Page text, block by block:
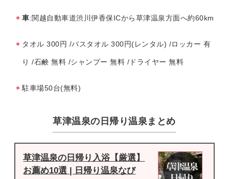
車:関越自動車道渋川伊香保ICから草津温泉方面へ約60km
タオル 300円 /バスタオル 300円(レンタル) /ロッカー 有
り /石鹸 無料 /シャンプー 無料 /ドライヤー 無料
駐車場50台(無料)
草津温泉の日帰り温泉まとめ
草津温泉の日帰り入浴【厳選】
お薦め10選 | 日帰り温泉なび